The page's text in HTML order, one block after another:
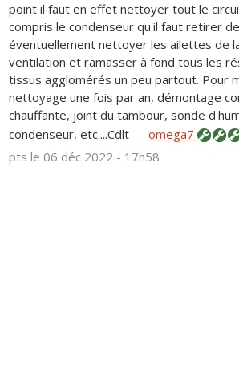
point il faut en effet nettoyer tout le
compris le condenseur qu'il faut retirer
éventuellement nettoyer les ailettes de
ventilation et ramasser à fond tous les
tissus agglomérés un peu partout. Pour
nettoyage une fois par an, démontage
chauffante, joint du tambour, sonde
condenseur, etc....Cdlt —omega7
ptsle 06 déc 2022 - 17h58